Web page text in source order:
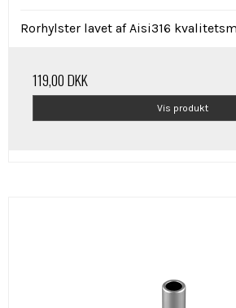
Rorhylster lavet af Aisi316
119,00 DKK
Vis produkt